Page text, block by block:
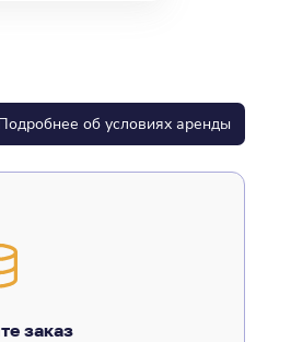
об условиях аренды
заказ